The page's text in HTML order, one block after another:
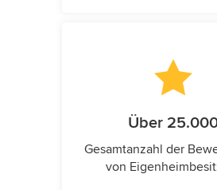
Über
Gesamtanzahl der
von